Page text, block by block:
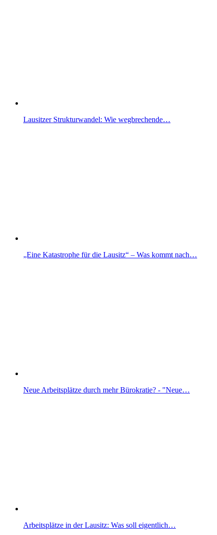
Lausitzer Strukturwandel: Wie wegbrechende…
„Eine Katastrophe für die Lausitz“ – Was kommt nach…
Neue Arbeitsplätze durch mehr Bürokratie? - "Neue…
Arbeitsplätze in der Lausitz: Was soll eigentlich…